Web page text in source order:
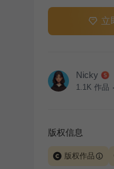
立
Nicky
1.1K 作品
版权信息
版权作品